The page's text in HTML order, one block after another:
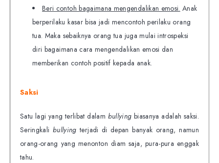
Beri contoh bagaimana mengendalikan emosi. Anak
berperilaku kasar bisa jadi mencontoh perilaku orang
tua. Maka sebaiknya orang tua juga mulai introspeksi
diri bagaimana cara mengendalikan emosi dan
memberikan contoh positif kepada anak.
Saksi
Satu lagi yang terlibat dalam bullying biasanya adalah saksi.
Seringkali bullying terjadi di depan banyak orang, namun
orang-orang yang menonton diam saja, pura-pura enggak
tahu.